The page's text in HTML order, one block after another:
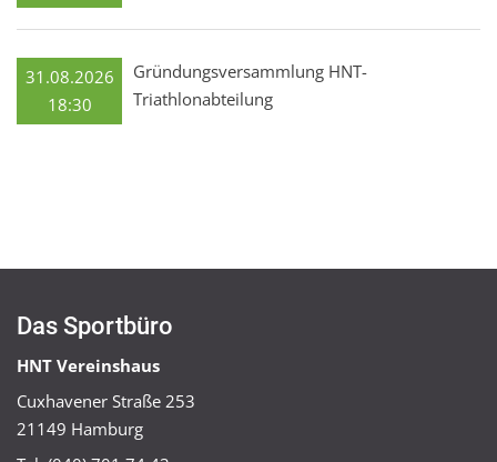
31.08.2026
18:30
Gründungsversammlung HNT-
Triathlonabteilung
Das Sportbüro
HNT Vereinshaus
Cuxhavener Straße 253
21149 Hamburg